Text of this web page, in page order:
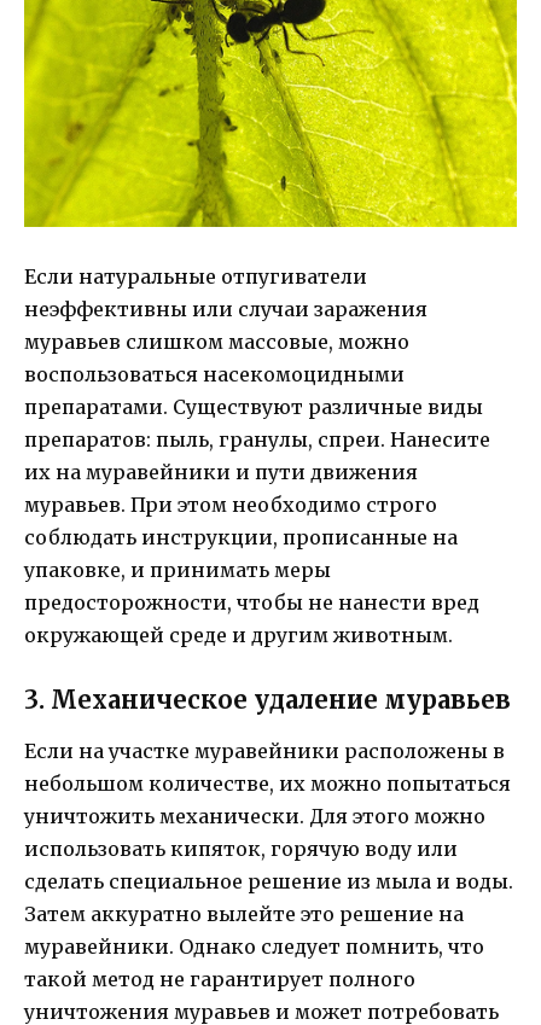
Если натуральные отпугиватели
неэффективны или случаи заражения
муравьев слишком массовые, можно
воспользоваться насекомоцидными
препаратами. Существуют различные виды
препаратов: пыль, гранулы, спреи. Нанесите
их на муравейники и пути движения
муравьев. При этом необходимо строго
соблюдать инструкции, прописанные на
упаковке, и принимать меры
предосторожности, чтобы не нанести вред
окружающей среде и другим животным.
3. Механическое удаление муравьев
Если на участке муравейники расположены в
небольшом количестве, их можно попытаться
уничтожить механически. Для этого можно
использовать кипяток, горячую воду или
сделать специальное решение из мыла и воды.
Затем аккуратно вылейте это решение на
муравейники. Однако следует помнить, что
такой метод не гарантирует полного
уничтожения муравьев и может потребовать